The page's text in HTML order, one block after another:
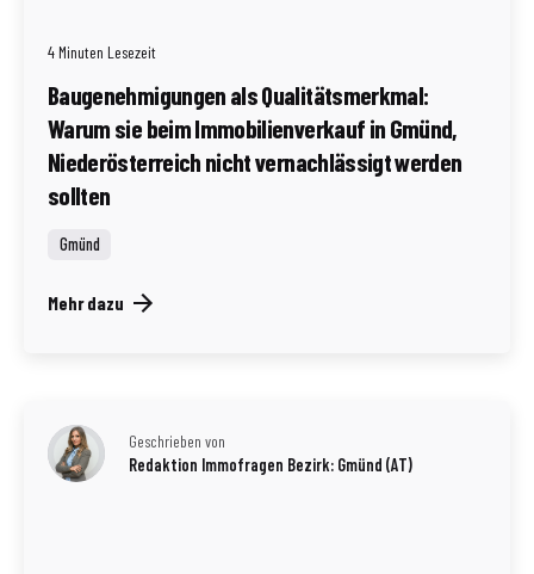
4 Minuten Lesezeit
Baugenehmigungen als Qualitätsmerkmal:
Warum sie beim Immobilienverkauf in Gmünd,
Niederösterreich nicht vernachlässigt werden
sollten
Gmünd
Mehr dazu
Geschrieben von
Redaktion Immofragen Bezirk: Gmünd (AT)